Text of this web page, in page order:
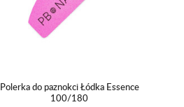
Polerka do paznokci Łódka Essence
100/180